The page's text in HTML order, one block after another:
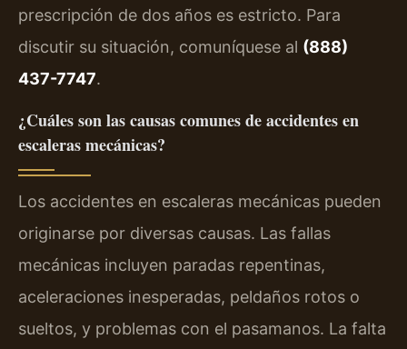
prescripción de dos años es estricto. Para
discutir su situación, comuníquese al (888)
437-7747.
¿Cuáles son las causas comunes de accidentes en
escaleras mecánicas?
Los accidentes en escaleras mecánicas pueden
originarse por diversas causas. Las fallas
mecánicas incluyen paradas repentinas,
aceleraciones inesperadas, peldaños rotos o
sueltos, y problemas con el pasamanos. La falta